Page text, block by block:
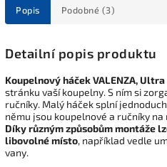
Popis Podobné (3)
Detailní popis produktu
Koupelnový háček VALENZA, Ultra
stránku vaší koupelny. S ním si
ručníky. Malý háček splní
němu jsou koupelnové a ručníky
Díky různým způsobům montáže
libovolné místo, například vedle
vany.